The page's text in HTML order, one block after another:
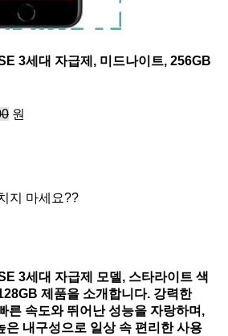
3세대 자급제, 미드나이트, 256GB
원
지 마세요??
3세대 자급제 모델, 스타라이트 색
제품을 소개합니다. 강력한
른 속도와 뛰어난 성능을 자랑하며,
은 내구성으로 일상 속 편리한 사용